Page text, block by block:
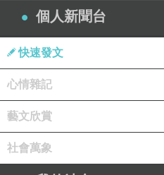
個人新聞台
快速發文
心情雜記
藝文欣賞
社會萬象